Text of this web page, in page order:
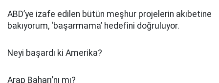
ABD’ye izafe edilen bütün meşhur projelerin akıbetine
bakıyorum, ‘başarmama’ hedefini doğruluyor.
Neyi başardı ki Amerika?
Arap Baharı’nı mı?